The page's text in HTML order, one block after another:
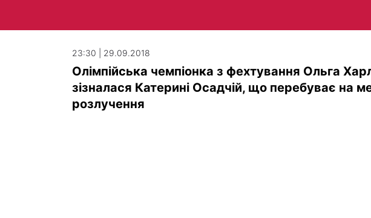
23:30 | 29.09.2018
Олімпійська чемпіонка з фехтування Ольга
зізналася Катерині Осадчій, що перебуває на
розлучення